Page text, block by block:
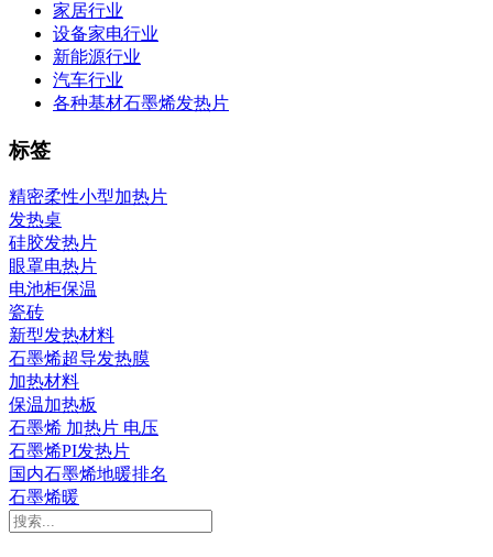
家居行业
设备家电行业
新能源行业
汽车行业
各种基材石墨烯发热片
标签
精密柔性小型加热片
发热桌
硅胶发热片
眼罩电热片
电池柜保温
瓷砖
新型发热材料
石墨烯超导发热膜
加热材料
保温加热板
石墨烯 加热片 电压
石墨烯PI发热片
国内石墨烯地暖排名
石墨烯暖